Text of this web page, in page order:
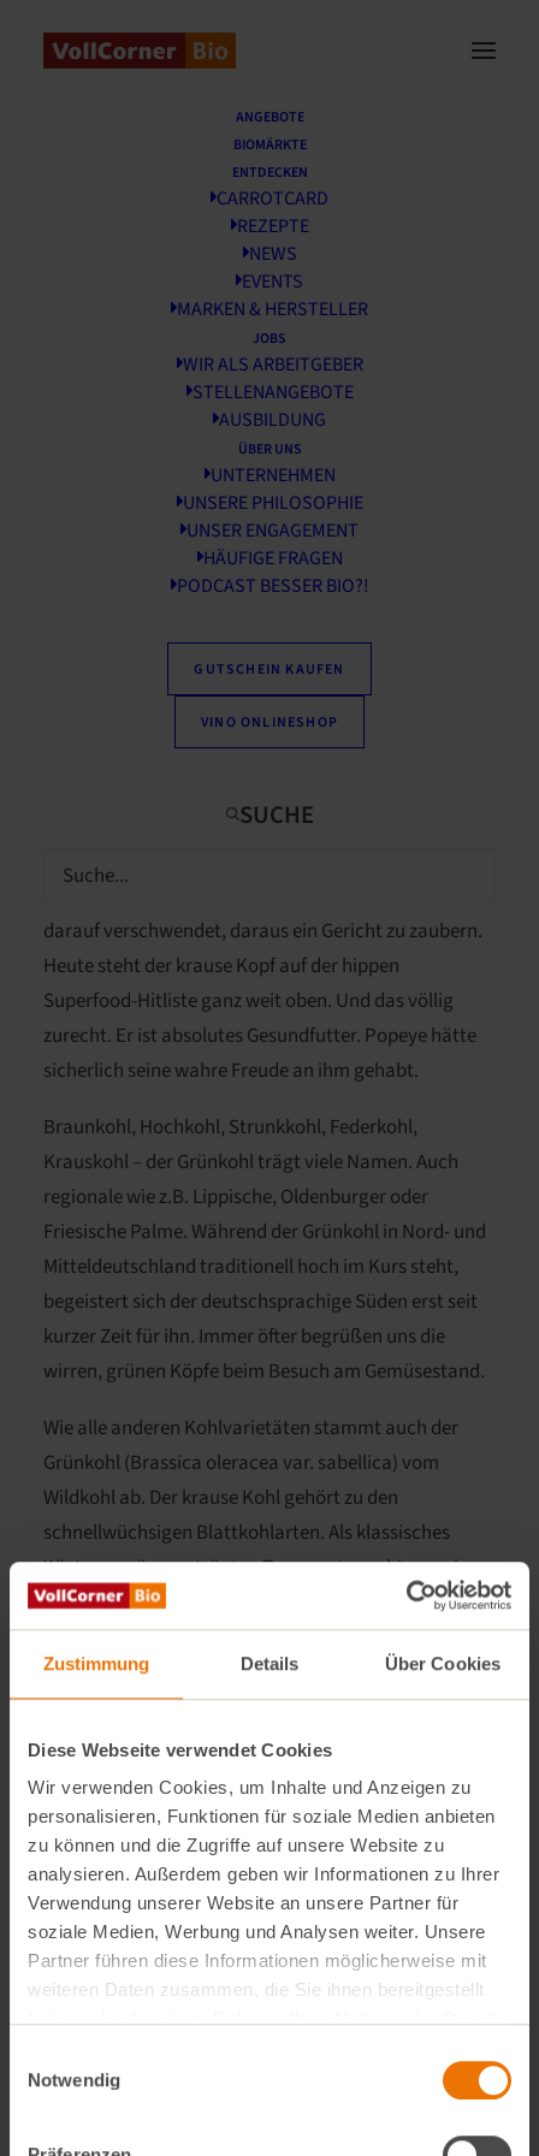
Zustimmung Details Über Cookies
Diese Webseite verwendet Cookies
Wir verwenden Cookies, um Inhalte und Anzeigen zu
personalisieren, Funktionen für soziale Medien anbieten
zu können und die Zugriffe auf unsere Website zu
analysieren. Außerdem geben wir Informationen zu Ihrer
Verwendung unserer Website an unsere Partner für
soziale Medien, Werbung und Analysen weiter. Unsere
Partner führen diese Informationen möglicherweise mit
weiteren Daten zusammen, die Sie ihnen bereitgestellt
Notwendig
ANGEBOTE
BIOMÄRKTE
ENTDECKEN
CARROTCARD
REZEPTE
NEWS
EVENTS
MARKEN & HERSTELLER
JOBS
WIR ALS ARBEITGEBER
STELLENANGEBOTE
AUSBILDUNG
ÜBER UNS
UNTERNEHMEN
UNSERE PHILOSOPHIE
UNSER ENGAGEMENT
HÄUFIGE FRAGEN
PODCAST BESSER BIO?!
GUTSCHEIN KAUFEN
VINO ONLINESHOP
Krauses Köpfchen
Krauses Köpfchen
Vom bodenständigen Traditionsessen zum hippen
Superfood: Grünkohl avancierte dank seines
immensen Reichtums an Antioxidantien zum
Ernährungsspezialisten.
Es gab Zeiten, da galt Grünkohl vor allen Dingen als
darauf verschwendet, daraus ein Gericht zu zaubern.
Heute steht der krause Kopf auf der hippen
Superfood-Hitliste ganz weit oben. Und das völlig
zurecht. Er ist absolutes Gesundfutter. Popeye hätte
sicherlich seine wahre Freude an ihm gehabt.
Braunkohl, Hochkohl, Strunkkohl, Federkohl,
Krauskohl – der Grünkohl trägt viele Namen. Auch
regionale wie z.B. Lippische, Oldenburger oder
Friesische Palme. Während der Grünkohl in Nord- und
Mitteldeutschland traditionell hoch im Kurs steht,
begeistert sich der deutschsprachige Süden erst seit
kurzer Zeit für ihn. Immer öfter begrüßen uns die
wirren, grünen Köpfe beim Besuch am Gemüsestand.
Wie alle anderen Kohlvarietäten stammt auch der
Grünkohl (Brassica oleracea var. sabellica) vom
Wildkohl ab. Der krause Kohl gehört zu den
schnellwüchsigen Blattkohlarten. Als klassisches
Wintergemüse verträgt er Temperaturen bis zu minus
15 Grad und kann den ganzen Winter über geerntet
werden. Klassische Anbaugebiete sind vor allem
Nordrhein-Westfalen und Niedersachsen. Von hier
stammen etwa 90 Prozent der gesamten Grünkohl-
Ernte Deutschlands.
Grüner Gesundbrunnen
Grünkohl ist gesund. Sein Reichtum an Vitamin C kann
sich sehen lassen. Roher Grünkohl zählt mit ca. 105–
150 mg/100 g zu den Vitamin C-reichsten
Lebensmitteln überhaupt. Aber nicht nur das. Egal, ob
Antioxidatien, Vitamine, Mineralstoffe, Ballaststoffe,
Aminosäuren oder sekundäre Pflanzenstoffe – an
Vitalstoffen mangelt es ihm auf keinen Fall. Seine
entzündungshemmenden und cholesterinsenkenden